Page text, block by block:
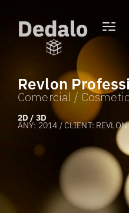
Revlon
Comercial /
2D / 3D
ANY: 2014 / CLIENT: